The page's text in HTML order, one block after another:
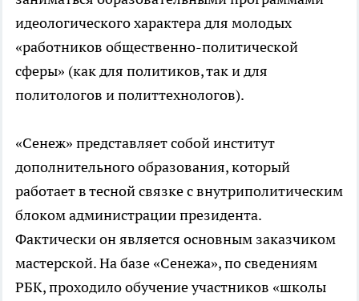
идеологического характера для молодых
«работников общественно-политической
сферы» (как для политиков, так и для
политологов и политтехнологов).
«Сенеж» представляет собой институт
дополнительного образования, который
работает в тесной связке с внутриполитическим
блоком администрации президента.
Фактически он является основным заказчиком
мастерской. На базе «Сенежа», по сведениям
РБК, проходило обучение участников «школы